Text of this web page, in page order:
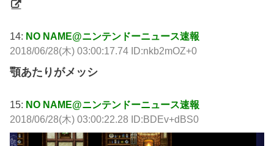
14: NO NAME@ニンテンドーニュース速報
2018/06/28(木) 03:00:17.74 ID:nkb2mOZ+0
顎あたりがメッシ
15: NO NAME@ニンテンドーニュース速報
2018/06/28(木) 03:00:22.28 ID:BDEv+dBS0